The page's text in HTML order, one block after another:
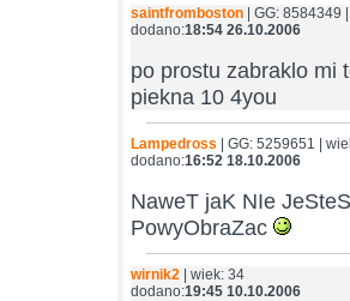
saintfromboston | GG: 8584349
dodano:18:54 26.10.2006
po prostu zabraklo mi
piekna 10 4you
Lampedross | GG: 5259651 |
dodano:16:52 18.10.2006
NaweT jaK NIe
PowyObraZac
wirnik2 | wiek: 34
dodano:19:45 10.10.2006